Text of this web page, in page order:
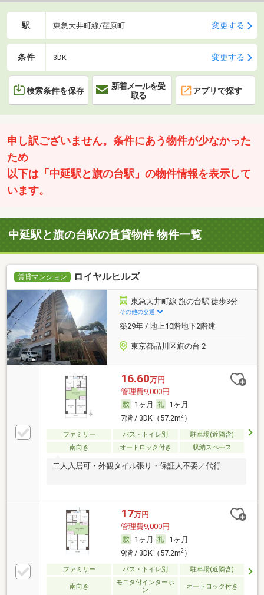
駅 東急大井町線/荏原町 変更する
条件 3DK 変更する
検索条件を保存
新着メールを受
取る
アプリで探す
申し訳ございません。条件にあう物件が少なかった
ため
以下は「中延駅と旗の台駅」の物件情報を表示して
います。
中延駅と旗の台駅の賃貸物件 物件一覧
賃貸マンション ロイヤルヒルズ
東急大井町線 旗の台駅 徒歩3分
その他の交通
築29年 / 地上10階地下2階建
東京都品川区旗の台２
16.60万円
管理費9,000円
1ヶ月
1ヶ月
7階 / 3DK（57.2m2）
ファミリー バス・トイレ別
駐車場(近隣含)
南向き
オートロック付き 収納スペース
二人入居可・外観タイル張り・保証人不要／代行
17万円
管理費9,000円
1ヶ月
1ヶ月
9階 / 3DK（57.2m2）
ファミリー バス・トイレ別 駐車場(近隣含)
南向き
モニタ付インターホ
ン
オートロック付き